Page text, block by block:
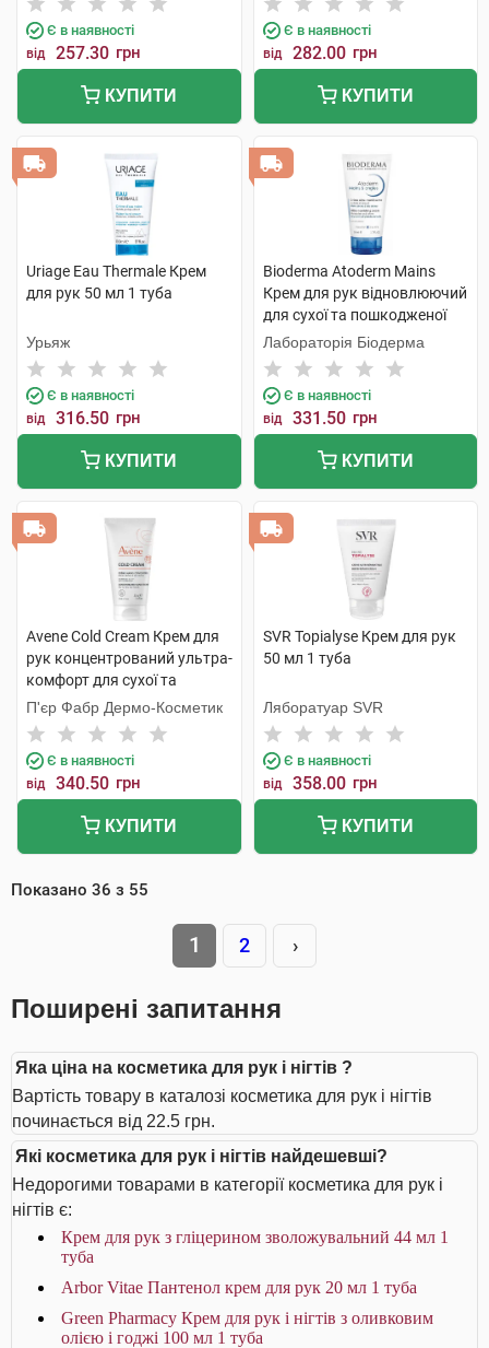
Є в наявності
від 257.30 грн
КУПИТИ
Є в наявності
від 282.00 грн
КУПИТИ
Uriage Eau Thermale Крем
для рук 50 мл 1 туба
Урьяж
Є в наявності
від 316.50 грн
КУПИТИ
Bioderma Atoderm Mains
Крем для рук відновлюючий
для сухої та пошкодженої
шкіри 50 мл 1 туба
Лабораторія Біодерма
Є в наявності
від 331.50 грн
КУПИТИ
Avene Cold Cream Крем для
рук концентрований ультра-
комфорт для сухої та
пошкодженої шкіри 50 мл 1
туба
П'єр Фабр Дермо-Косметик
Є в наявності
від 340.50 грн
КУПИТИ
SVR Topialyse Крем для рук
50 мл 1 туба
Ляборатуар SVR
Є в наявності
від 358.00 грн
КУПИТИ
Показано 36 з 55
1 2 ›
Поширені запитання
Яка ціна на косметика для рук і нігтів ?
Вартість товару в каталозі косметика для рук і нігтів
починається від 22.5 грн.
Які косметика для рук і нігтів найдешевші?
Недорогими товарами в категорії косметика для рук і
нігтів є:
Крем для рук з гліцерином зволожувальний 44 мл 1
туба
Arbor Vitae Пантенол крем для рук 20 мл 1 туба
Green Pharmacy Крем для рук і нігтів з оливковим
олією і годжі 100 мл 1 туба